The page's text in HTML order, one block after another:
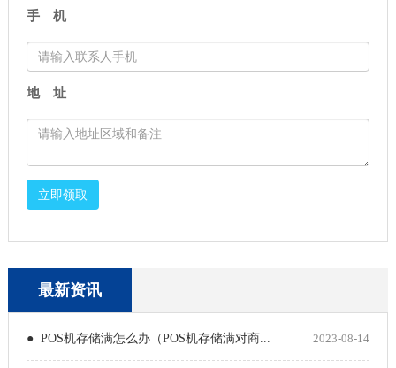
手 机
地 址
立即领取
最新资讯
● POS机存储满怎么办（POS机存储满对商... 2023-08-14